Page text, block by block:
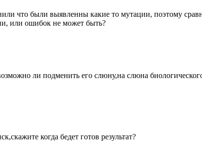
что были выявленны какие то мутации, поэтому
или ошибок не может быть?
ли подменить его слюну,на слюна
когда бедет готов результат?